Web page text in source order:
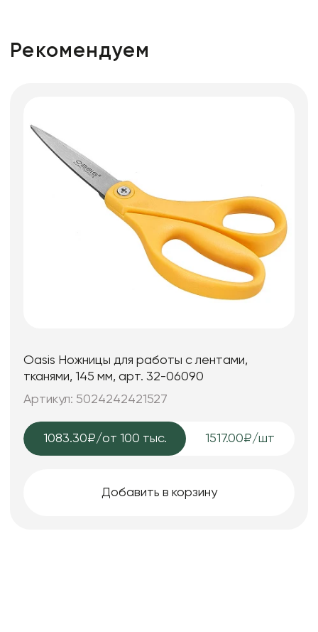
Рекомендуем
Oasis Ножницы для работы с лентами,
тканями, 145 мм, арт. 32-06090
Артикул: 5024242421527
1083.30₽/от 100 тыс. 1517.00₽/шт
Добавить в корзину